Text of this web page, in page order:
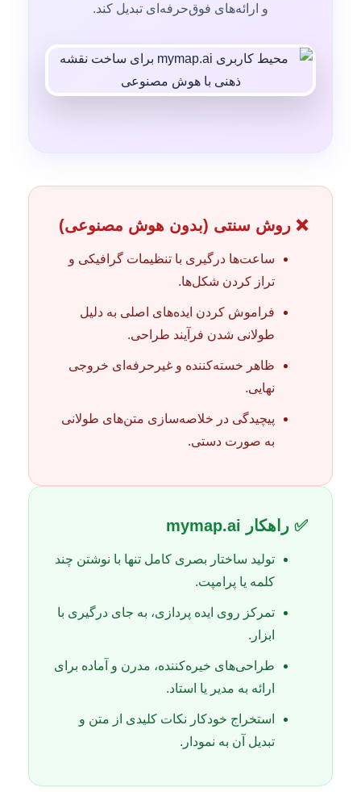
و ارائه‌های فوق‌حرفه‌ای تبدیل کند.
❌ روش سنتی (بدون هوش مصنوعی)
ساعت‌ها درگیری با تنظیمات گرافیکی و
تراز کردن شکل‌ها.
فراموش کردن ایده‌های اصلی به دلیل
طولانی شدن فرآیند طراحی.
ظاهر خسته‌کننده و غیرحرفه‌ای خروجی
نهایی.
پیچیدگی در خلاصه‌سازی متن‌های طولانی
به صورت دستی.
✅ راهکار mymap.ai
تولید ساختار بصری کامل تنها با نوشتن چند
کلمه یا پرامپت.
تمرکز روی ایده پردازی، به جای درگیری با
ابزار.
طراحی‌های خیره‌کننده، مدرن و آماده برای
ارائه به مدیر یا استاد.
استخراج خودکار نکات کلیدی از متن و
تبدیل آن به نمودار.